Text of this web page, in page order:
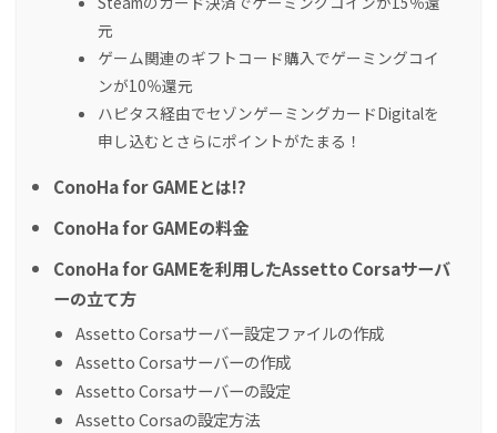
元
ゲーム関連のギフトコード購入でゲーミングコイ
ンが10％還元
ハピタス経由でセゾンゲーミングカードDigitalを
申し込むとさらにポイントがたまる！
ConoHa for GAMEとは!?
ConoHa for GAMEの料金
ConoHa for GAMEを利用したAssetto Corsaサーバ
ーの立て方
Assetto Corsaサーバー設定ファイルの作成
Assetto Corsaサーバーの作成
Assetto Corsaサーバーの設定
Assetto Corsaの設定方法